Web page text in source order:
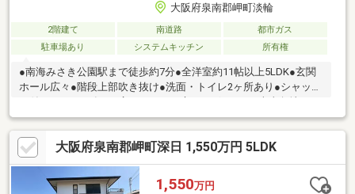
大阪府泉南郡岬町淡輪
2階建て 南道路
都市ガス
駐車場あり
システムキッチン 所有権
●南海みさき公園駅まで徒歩約7分●全洋室約11帖以上5LDK●玄関
ホール広々●階段上部吹き抜け●洗面・トイレ2ヶ所あり●シャッタ
き通風・日当たり良好●郵便局まで徒歩約4分●コンビニまで徒歩
約7分
大阪府泉南郡岬町深日 1,550万円 5LDK
1,550万円